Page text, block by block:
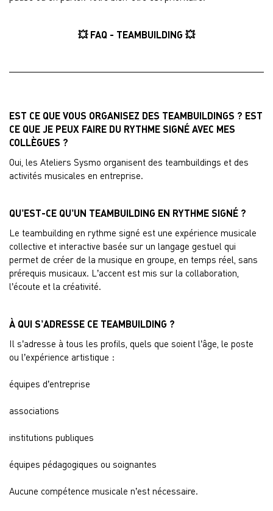
💥 FAQ - TEAMBUILDING 💥
EST CE QUE VOUS ORGANISEZ DES TEAMBUILDINGS ? EST
CE QUE JE PEUX FAIRE DU RYTHME SIGNÉ AVEC MES
COLLÈGUES ?
Oui, les Ateliers Sysmo organisent des teambuildings et des
activités musicales en entreprise.
QU’EST-CE QU’UN TEAMBUILDING EN RYTHME SIGNÉ ?
Le teambuilding en rythme signé est une expérience musicale
collective et interactive basée sur un langage gestuel qui
permet de créer de la musique en groupe, en temps réel, sans
prérequis musicaux. L’accent est mis sur la collaboration,
l’écoute et la créativité.
À QUI S’ADRESSE CE TEAMBUILDING ?
Il s’adresse à tous les profils, quels que soient l’âge, le poste
ou l’expérience artistique :
équipes d’entreprise
associations
institutions publiques
équipes pédagogiques ou soignantes
Aucune compétence musicale n’est nécessaire.